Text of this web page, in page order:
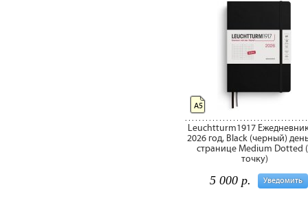
Leuchtturm1917
2026 год, Black (черный)
странице Medium Dotted
точку)
Уведомить
5 000 р.
А5